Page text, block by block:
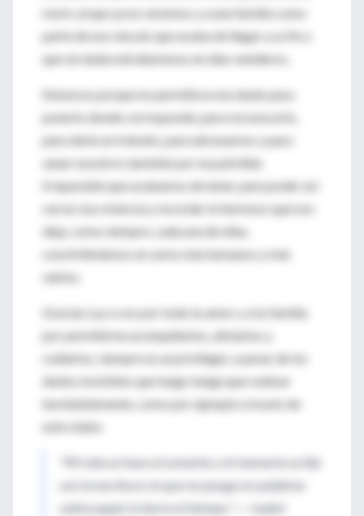
morir, al que ya no veremos y a una familia como
parte de ese vínculo que acaba de llegar a su fin y
que sin duda extrañaremos en días venideros.
Entonces porque no permitirse ese duelo para
ponerlo donde corresponde, para reconocerlo,
para darle un tránsito, para abrazarnos y para
sanar nosotros también por esa pérdida
irreparable que acabamos de tener, para poder así
cerrar esa vivencia y recordar lo hermoso que nos
deja, como siempre, cada una de ellas,
convirtiéndonos en seres más humanos y más
sabios.
Gracias Luz a vos por todo tu amor y a tu familia
por permitirme acompañarlos, aliviarlos y
cuidarlos, siempre es un privilegio, a pesar de los
duelos invisibles que luego tenga que realizar
inevitablemente, como por ejemplo a través de
este relato.
“Mi vida se hace al contarla y mi memoria se fija
con la escritura; lo que no pongo en palabras
sobre papel, lo borra el tiempo.” ― Isabel